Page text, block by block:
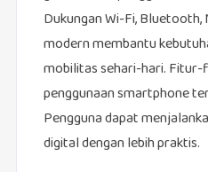
Dukungan Wi-Fi, Bluetooth,
modern membantu
mobilitas sehari-hari.
penggunaan smartphone
Pengguna dapat
digital dengan lebih praktis.